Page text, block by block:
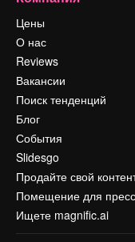
Цены
О нас
Reviews
Вакансии
Поиск тенденций
Блог
События
Slidesgo
Продайте свой
Помещение для
Ищете magnific.ai